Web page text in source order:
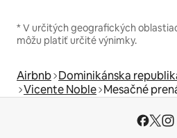
* V určitých geografických
môžu platiť určité výnimky.
Airbnb Dominikánska
Vicente Noble Mesačné